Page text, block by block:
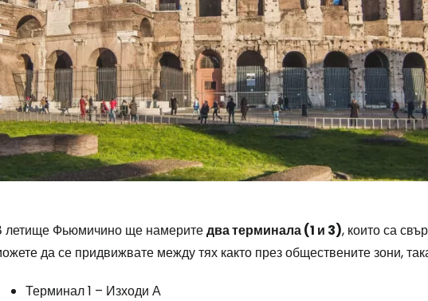
летище Фьюмичино ще намеритедва терминала (1 и 3), които са
да се придвижвате между тях както през обществените зони,
Терминал 1 – Изходи А